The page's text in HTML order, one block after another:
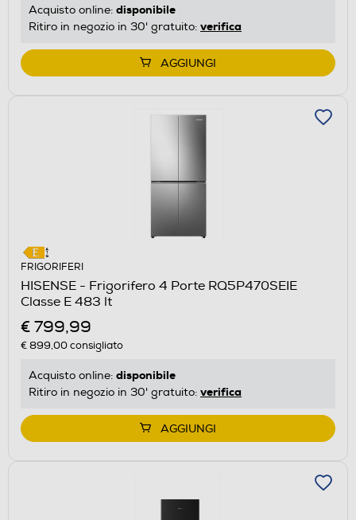
Acquisto online: disponibile
Ritiro in negozio in 30' gratuito: verifica
AGGIUNGI
FRIGORIFERI
HISENSE - Frigorifero 4 Porte RQ5P470SEIE
Classe E 483 lt
€ 799,99
€ 899,00consigliato
Acquisto online: disponibile
Ritiro in negozio in 30' gratuito: verifica
AGGIUNGI